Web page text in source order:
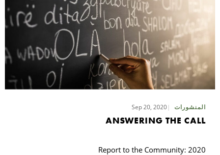
المنشورات Sep 20, 2020
ANSWERING THE CALL
Report to the Community: 2020